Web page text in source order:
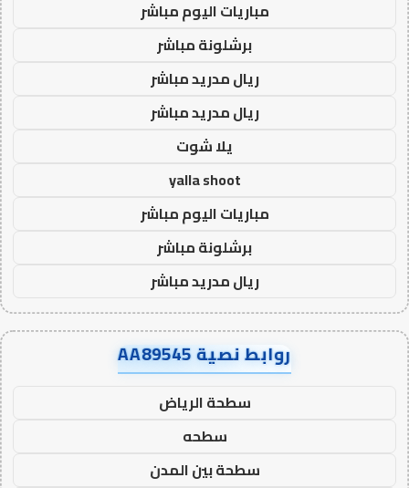
مباريات اليوم مباشر
برشلونة مباشر
ريال مدريد مباشر
ريال مدريد مباشر
يلا شوت
yalla shoot
مباريات اليوم مباشر
برشلونة مباشر
ريال مدريد مباشر
روابط نصية AA89545
سطحة الرياض
سطحه
سطحة بين المدن